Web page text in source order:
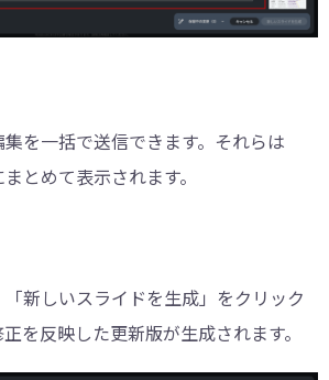
を一括で送信できます。それらは
とめて表示されます。
「新しいスライドを生成」をクリック
を反映した更新版が生成されます。